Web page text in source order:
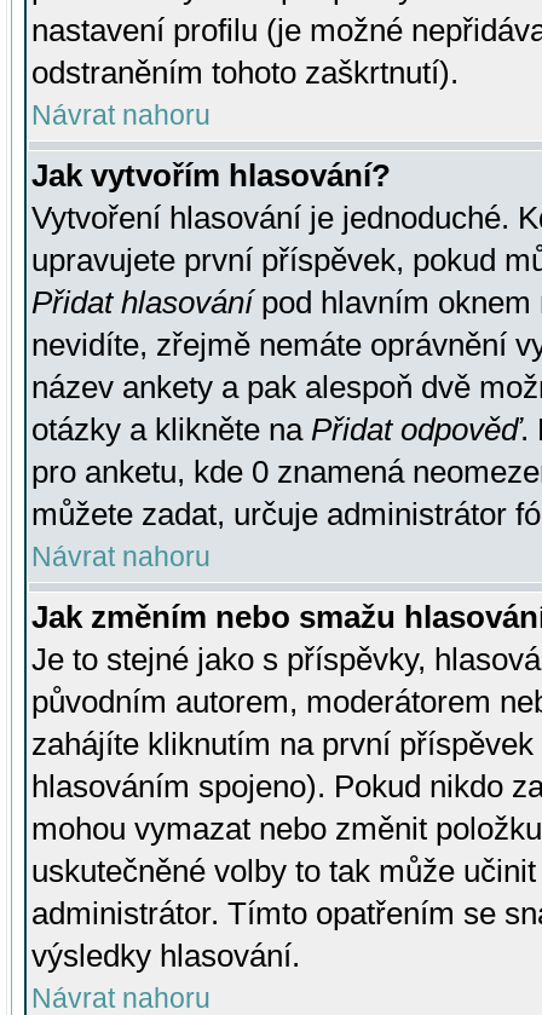
nastavení profilu (je možné
odstraněním tohoto zaškrtnutí).
Návrat nahoru
Jak vytvořím hlasování?
Vytvoření hlasování je jednoduché.
upravujete první příspěvek, pokud
Přidat hlasovánípod hlavním oknem
nevidíte, zřejmě nemáte oprávnění
název ankety a pak alespoň dvě
otázky a klikněte na Přidat odpověď.
pro anketu, kde 0 znamená
můžete zadat, určuje administrátor
Návrat nahoru
Jak změním nebo smažu
Je to stejné jako s příspěvky,
původním autorem, moderátorem
zahájíte kliknutím na první
hlasováním spojeno). Pokud nikdo
mohou vymazat nebo změnit
uskutečněné volby to tak může
administrátor. Tímto opatřením se
výsledky hlasování.
Návrat nahoru